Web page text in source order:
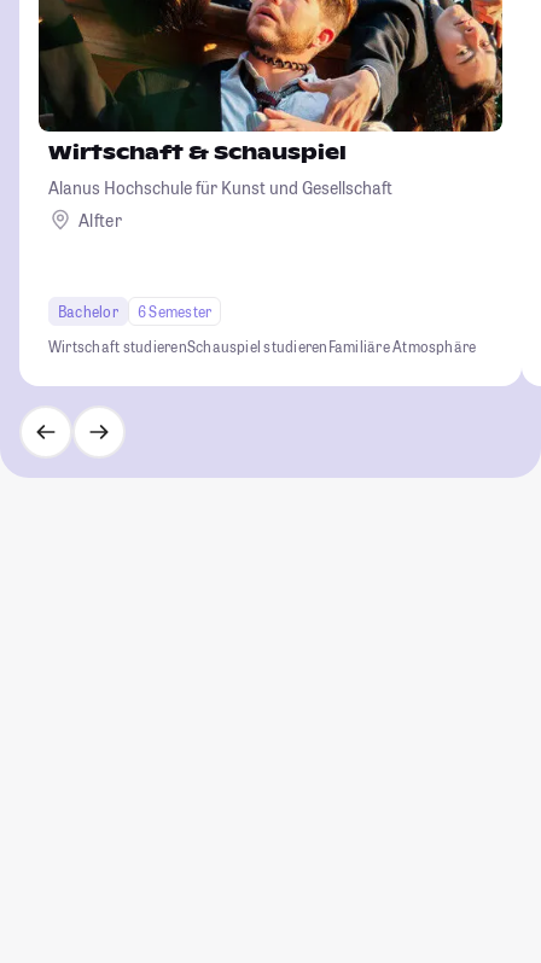
Wirtschaft & Schauspiel
Alanus Hochschule für Kunst und Gesellschaft
Alfter
Bachelor
6 Semester
Wirtschaft studierenSchauspiel studierenFamiliäre Atmosphäre